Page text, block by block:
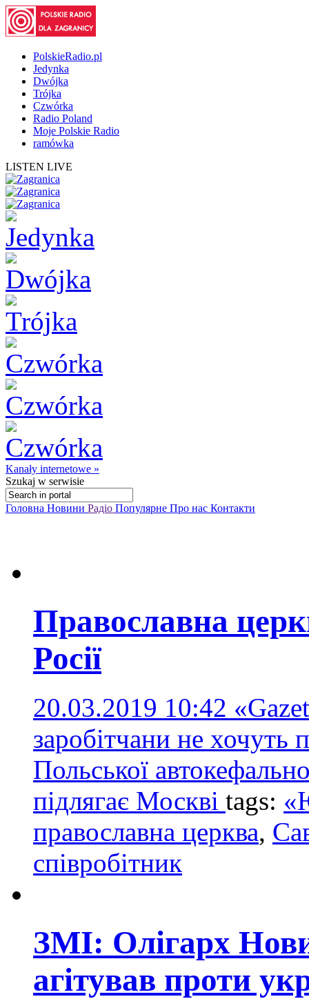
PolskieRadio.pl
Jedynka
Dwójka
Trójka
Czwórka
Radio Poland
Moje Polskie Radio
ramówka
LISTEN LIVE
Kanały internetowe »
Szukaj w serwisie
Головна Новини Радіо Популярне Про нас Контакти
Православна
Росії
20.03.2019 10:42
заробітчани не хочуть
Польської
підлягає Москві tags:
православна церква,
співробітник
ЗМІ: Олігарх
агітував проти